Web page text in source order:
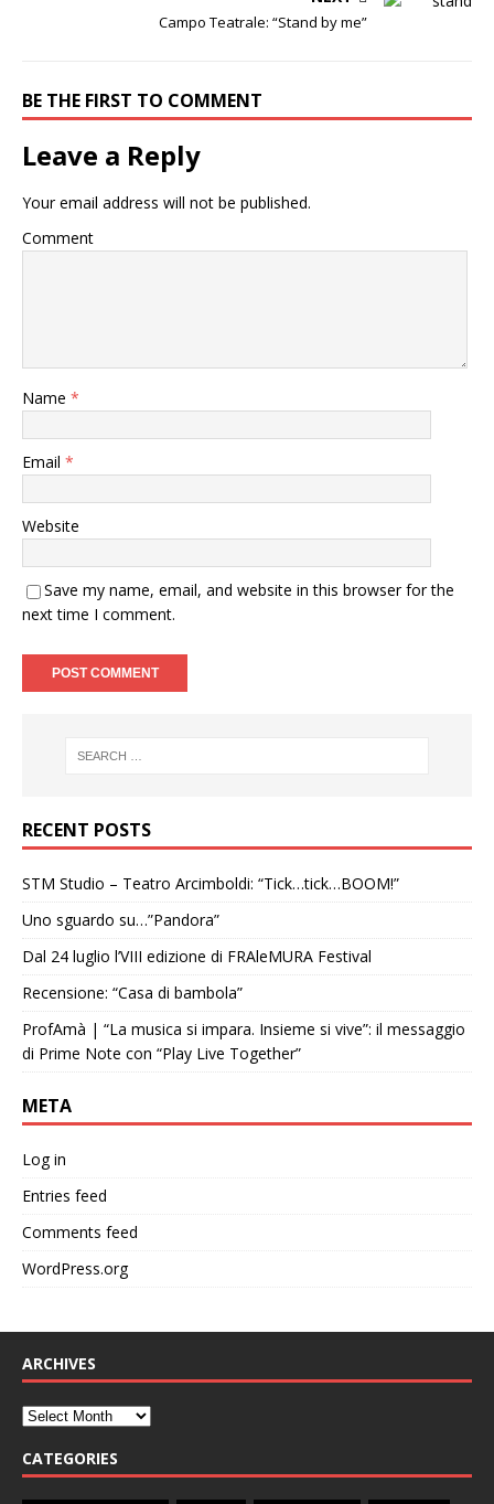
Campo Teatrale: “Stand by me”
BE THE FIRST TO COMMENT
Leave a Reply
Your email address will not be published.
Comment
Name *
Email *
Website
Save my name, email, and website in this browser for the
next time I comment.
RECENT POSTS
STM Studio – Teatro Arcimboldi: “Tick…tick…BOOM!”
Uno sguardo su…”Pandora”
Dal 24 luglio l’VIII edizione di FRAleMURA Festival
Recensione: “Casa di bambola”
ProfAmà | “La musica si impara. Insieme si vive”: il messaggio
di Prime Note con “Play Live Together”
META
Log in
Entries feed
Comments feed
WordPress.org
ARCHIVES
CATEGORIES